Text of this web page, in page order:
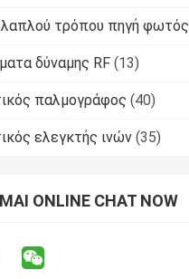
τρόπου πηγή φωτός
δύναμης RF (13)
παλμογράφος (40)
ελεγκτής ινών (35)
ONLINE CHAT NOW